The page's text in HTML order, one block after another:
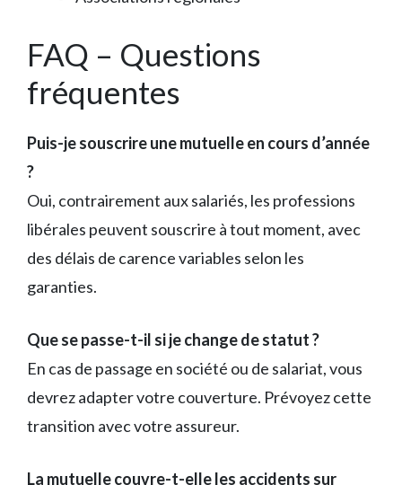
FAQ – Questions
fréquentes
Puis-je souscrire une mutuelle en cours d’année
?
Oui, contrairement aux salariés, les professions
libérales peuvent souscrire à tout moment, avec
des délais de carence variables selon les
garanties.
Que se passe-t-il si je change de statut ?
En cas de passage en société ou de salariat, vous
devrez adapter votre couverture. Prévoyez cette
transition avec votre assureur.
La mutuelle couvre-t-elle les accidents sur